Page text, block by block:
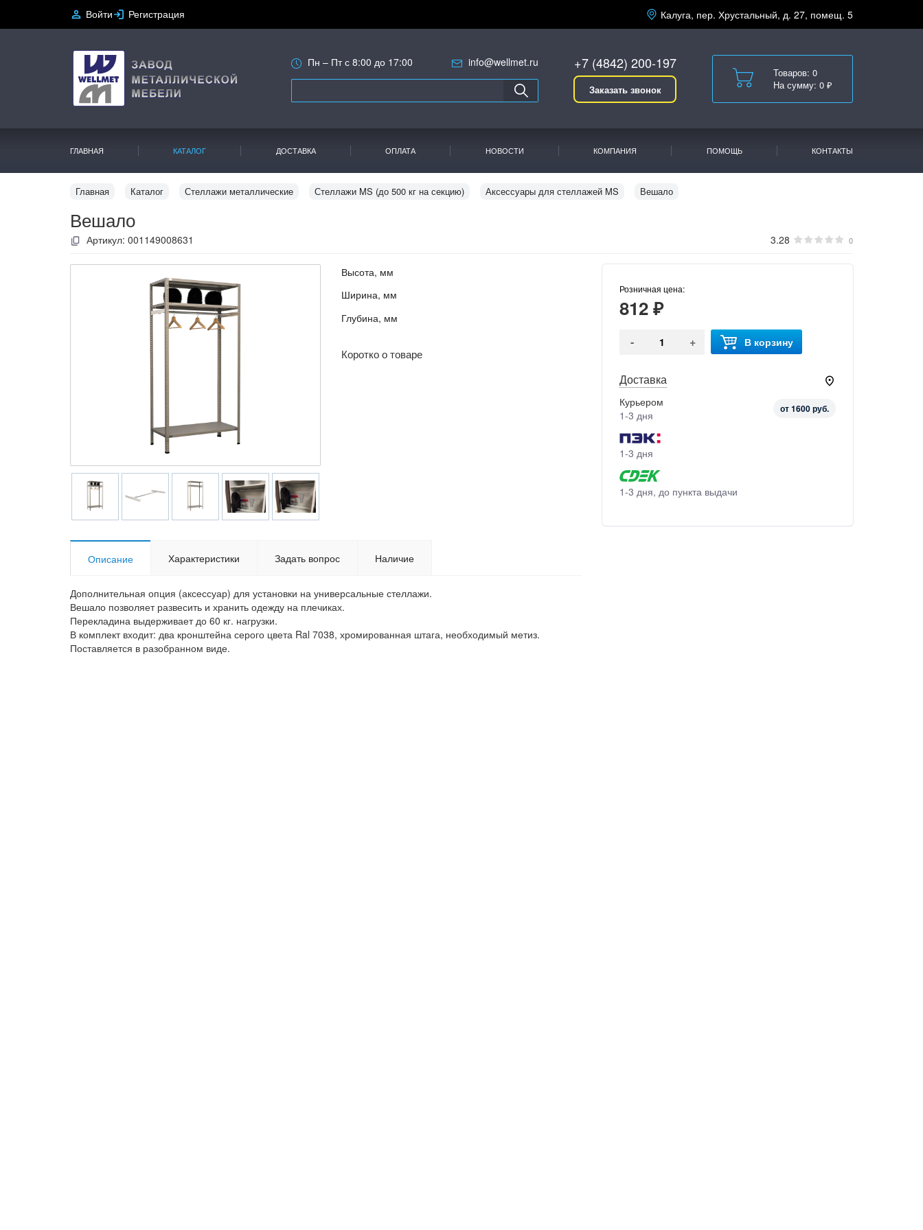
Войти Регистрация Калуга, пер. Хрустальный, д. 27, помещ. 5
Пн – Пт с 8:00 до 17:00 info@wellmet.ru +7 (4842) 200-197
Заказать звонок
Товаров: 0
На сумму: 0 ₽
ГЛАВНАЯ КАТАЛОГ ДОСТАВКА ОПЛАТА НОВОСТИ КОМПАНИЯ ПОМОЩЬ КОНТАКТЫ
Главная Каталог Стеллажи металлические Стеллажи MS (до 500 кг на секцию) Аксессуары для стеллажей MS Вешало
Вешало
Артикул: 001149008631 3.28 0
Высота, мм
Ширина, мм
Глубина, мм
Коротко о товаре
Розничная цена:
812 ₽
- + В корзину
Доставка
Курьером
1-3 дня
от 1600 руб.
1-3 дня
1-3 дня, до пункта выдачи
Описание Характеристики Задать вопрос Наличие
Дополнительная опция (аксессуар) для установки на универсальные стеллажи.
Вешало позволяет развесить и хранить одежду на плечиках.
Перекладина выдерживает до 60 кг. нагрузки.
В комплект входит: два кронштейна серого цвета Ral 7038, хромированная штага, необходимый метиз.
Поставляется в разобранном виде.